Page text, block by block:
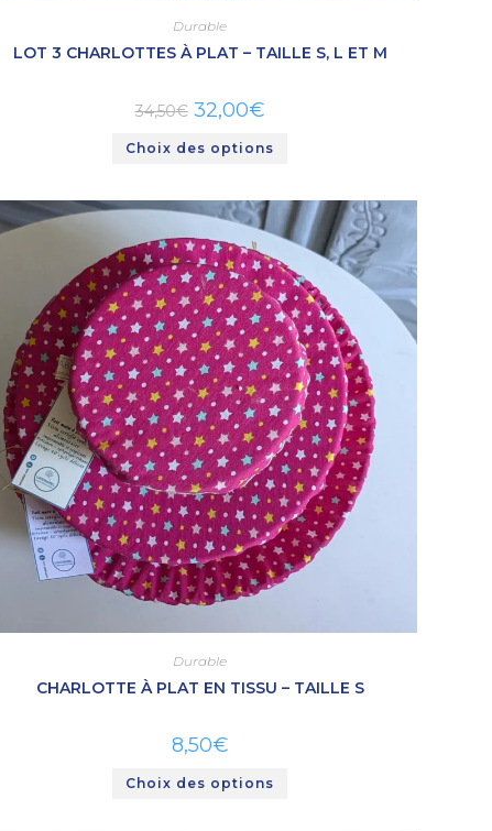
Durable
LOT 3 CHARLOTTES À PLAT – TAILLE S, L ET M
34,50€ 32,00€
Choix des options
Durable
CHARLOTTE À PLAT EN TISSU – TAILLE S
8,50€
Choix des options